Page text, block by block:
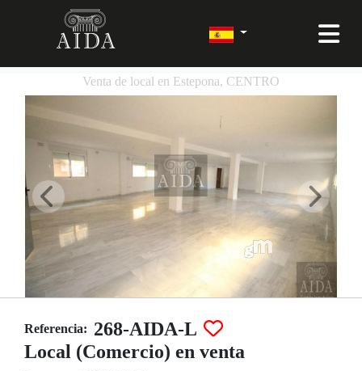
Venta de local en Estepona, CENTRO
Referencia: 268-AIDA-L
Local (Comercio) en venta